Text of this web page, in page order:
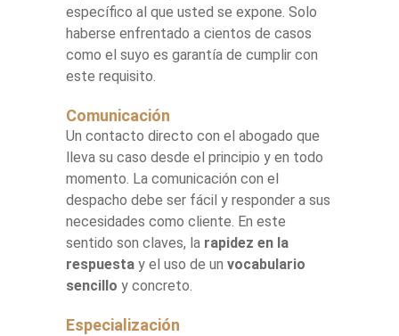
específico al que usted se expone. Solo
haberse enfrentado a cientos de casos
como el suyo es garantía de cumplir con
este requisito.
Comunicación
Un contacto directo con el abogado que
lleva su caso desde el principio y en todo
momento. La comunicación con el
despacho debe ser fácil y responder a sus
necesidades como cliente. En este
sentido son claves, la rapidez en la
respuesta y el uso de un vocabulario
sencillo y concreto.
Especialización